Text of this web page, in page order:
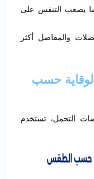
مما يصعب التنفس على
والمفاصل أكثر
حسب
التحمل، تستخدم